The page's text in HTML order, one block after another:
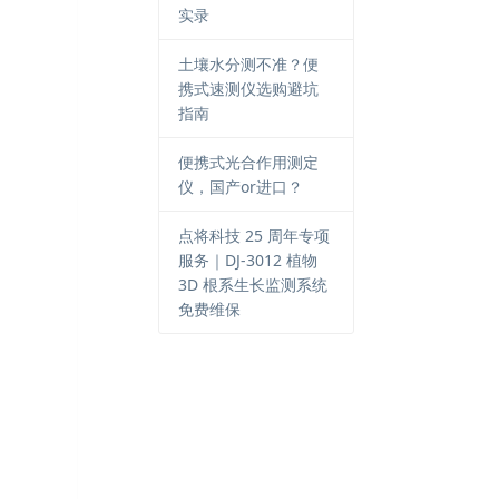
实录
土壤水分测不准？便
携式速测仪选购避坑
指南
便携式光合作用测定
仪，国产or进口？
点将科技 25 周年专项
服务｜DJ-3012 植物
3D 根系生长监测系统
免费维保